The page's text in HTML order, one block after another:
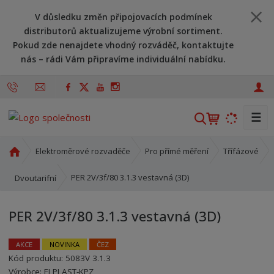
V důsledku změn připojovacích podmínek
distributorů aktualizujeme výrobní sortiment.
Pokud zde nenajdete vhodný rozváděč, kontaktujte
nás – rádi Vám připravíme individuální nabídku.
V
h
t
☰
o
í
t
r
a
Elektroměrové rozvaděče Pro přímé měření Třífázové
Dvoutarifní PER 2V/3f/80 3.1.3 vestavná (3D)
PER 2V/3f/80 3.1.3 vestavná (3D)
AKCE NOVINKA ČEZ
Kód produktu: 5083V 3.1.3
Kód výrobce: 8595208688577
Kód dodavatele:8595208688577
Výrobce: ELPLAST-KPZ